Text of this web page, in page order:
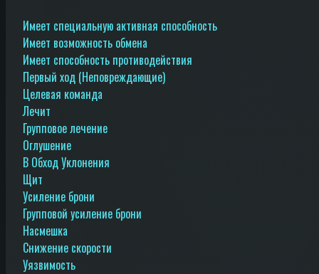
Имеет специальную активная способность
Имеет возможность обмена
Имеет способность противодействия
Первый ход (Неповреждающие)
Целевая команда
Лечит
Групповое лечение
Оглушение
В Обход Уклонения
Щит
Усиление брони
Групповой усиление брони
Насмешка
Снижение скорости
Уязвимость